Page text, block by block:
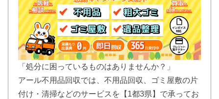
「処分に困っているものはありませんか？」
アール不用品回収では、不用品回収、ゴミ屋敷の片
付け・清掃などのサービスを【1都3県】で承ってお